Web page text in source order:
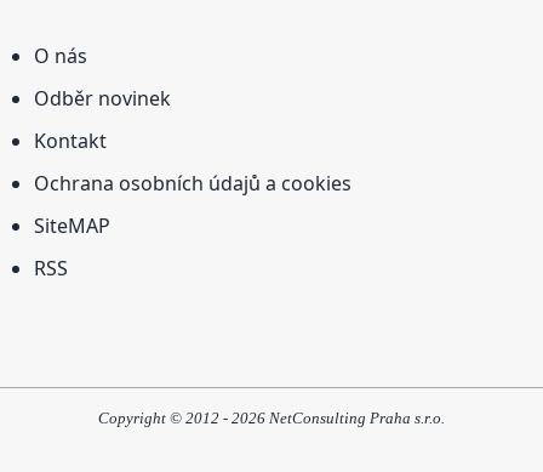
O nás
Odběr novinek
Kontakt
Ochrana osobních údajů a cookies
SiteMAP
RSS
Copyright © 2012 - 2026 NetConsulting Praha s.r.o.